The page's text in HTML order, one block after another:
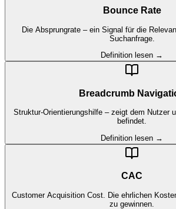
Bounce Rate
Die Absprungrate – ein Signal für die
Suchanfrage.
Definition lesen →
Breadcrumb
Struktur-Orientierungshilfe – zeigt dem Nutzer
befindet.
Definition lesen →
CAC
Customer Acquisition Cost. Die ehrlichen
zu gewinnen.